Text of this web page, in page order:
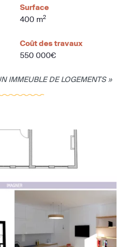
Surface
400 m2
Coût des travaux
550 000€
IMMEUBLE DE LOGEMENTS »